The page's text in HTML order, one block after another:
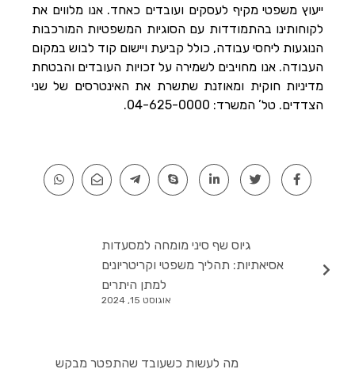
ייעוץ משפטי מקיף לעסקים ועובדים כאחד. אנו מלווים את
לקוחותינו בהתמודדות עם הסוגיות המשפטיות המורכבות
הנוגעות ליחסי עבודה, כולל קביעת ויישום קוד לבוש במקום
העבודה. אנו מחויבים לשמירה על זכויות העובדים והבטחת
מדיניות חוקית ומאוזנת שתשרת את האינטרסים של שני
הצדדים. טל’ המשרד: 04-625-0000.
גיוס שף סיני מומחה למסעדות
אסיאתיות: תהליך משפטי וקריטריונים
למתן היתרים
אוגוסט 15, 2024
מה לעשות כשעובד שהתפטר מבקש